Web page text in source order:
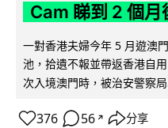
Cam 睇到 2 個月
一對香港夫婦今年 5 月遊澳
池，拾遺不報並帶返香港自
次入境澳門時，被治安警察
376 56 ↗ 分享